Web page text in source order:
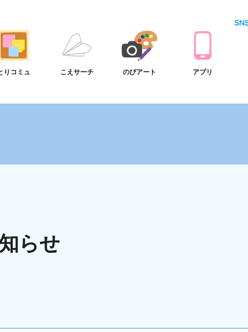
りコミュ こえサーチ のびアート アプリ
らせ